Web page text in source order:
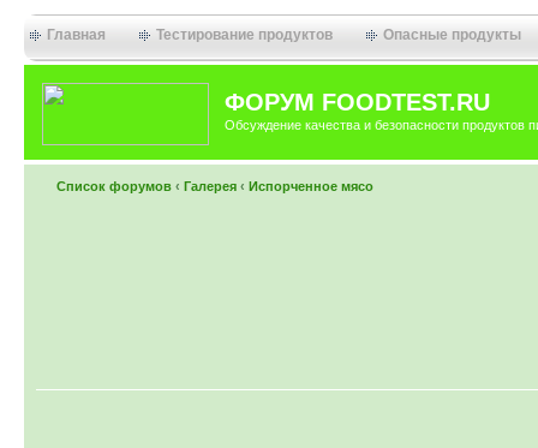
Главная Тестирование продуктов Опасные продукты
ФОРУМ FOODTEST.RU
Обсуждение качества и безопасности продуктов
Список форумов ‹ Галерея ‹ Испорченное мясо